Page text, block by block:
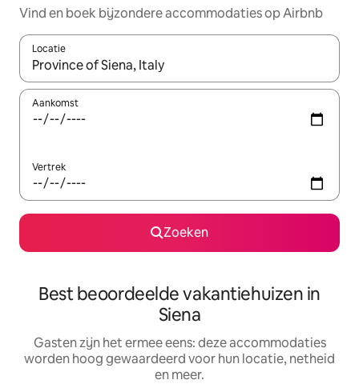
Vind en boek bijzondere accommodaties op Airbnb
Locatie
Wanneer er suggesties beschikbaar zijn, maak je een keuze
Aankomst
Vertrek
Zoeken
Best beoordeelde vakantiehuizen in
Siena
Gasten zijn het ermee eens: deze accommodaties
worden hoog gewaardeerd voor hun locatie, netheid
en meer.